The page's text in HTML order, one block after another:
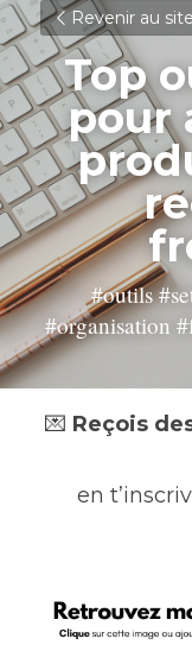
Revenir au site
Top
pour
#outils
#organisation
💌 Reçois
en